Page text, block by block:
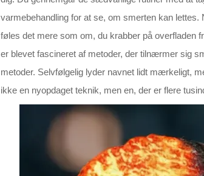
varmebehandling for at se, om smerten kan
føles det mere som om, du krabber på overfladen
er blevet fascineret af metoder, der tilnærmer sig
metoder. Selvfølgelig lyder navnet lidt mærkeligt,
ikke en nyopdaget teknik, men en, der er flere